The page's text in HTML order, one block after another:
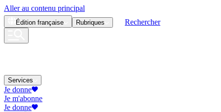
Aller au contenu principal
Édition française Rubriques Rechercher
Services
Je donne
Je m'abonne
Je donne